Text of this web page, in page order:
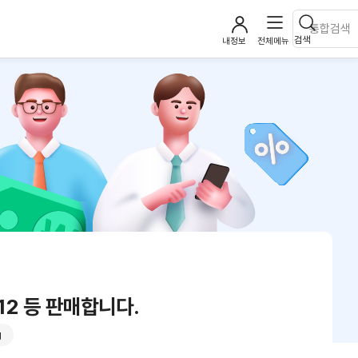
검색
내정보 전체메뉴
등 판매합니다.